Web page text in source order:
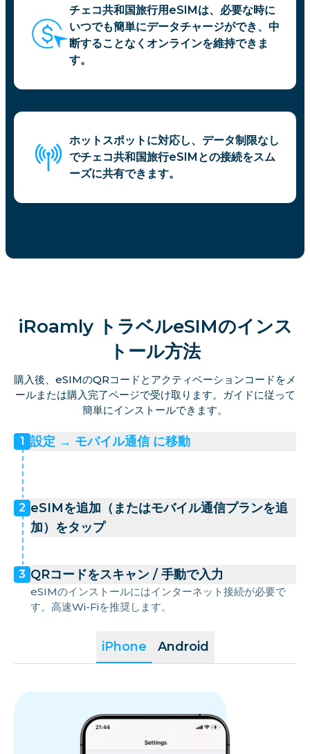
チェコ共和国旅行用eSIMは、必要な時に
いつでも簡単にデータチャージができ、中
断することなくオンラインを維持できま
す。
ホットスポットに対応し、データ制限なし
でチェコ共和国旅行eSIMとの接続をスム
ーズに共有できます。
iRoamly トラベルeSIMのインス
トール方法
購入後、eSIMのQRコードとアクティベーションコードをメ
ールまたは購入完了ページで受け取ります。ガイドに従って
簡単にインストールできます。
iPhone Android
1 設定 → モバイル通信 に移動
2 eSIMを追加（またはモバイル通信プランを追
加）をタップ
3 QRコードをスキャン / 手動で入力
eSIMのインストールにはインターネット接続が必要で
す。高速Wi-Fiを推奨します。